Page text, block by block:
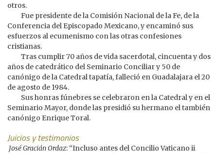
otros.
Fue presidente de la Comisión Nacional de la Fe, de la
Conferencia del Episcopado Mexicano, y encaminó sus
esfuerzos al ecumenismo con las otras confesiones
cristianas.
Tras cumplir 70 años de vida sacerdotal, cincuenta y dos
años de catedrático del Seminario Conciliar y 50 de
canónigo de la Catedral tapatía, falleció en Guadalajara el 20
de agosto de 1984.
Sus honras fúnebres se celebraron en la Catedral y en el
Seminario Mayor, donde las presidió su hermano el también
canónigo Enrique Toral.
Juicios y testimonios
José Gracián Ordaz: “Incluso antes del Concilio Vaticano ii